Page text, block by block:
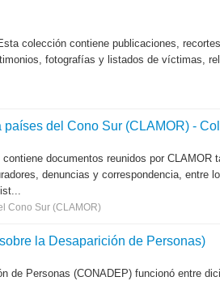
colección contiene publicaciones,
fotografías y listados de víctimas,
del Cono Sur (CLAMOR) -
documentos reunidos por CLAMOR
denuncias y correspondencia, entre
Cono Sur (CLAMOR)
la Desaparición de Personas)
de Personas (CONADEP) funcionó entre